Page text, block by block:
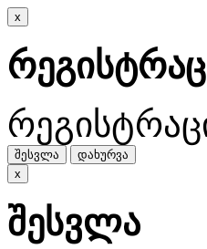
x
შესვლა
დახურვა
x
შესვლა